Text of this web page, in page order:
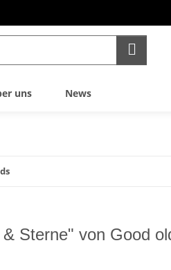
uns News
Sterne" von Good